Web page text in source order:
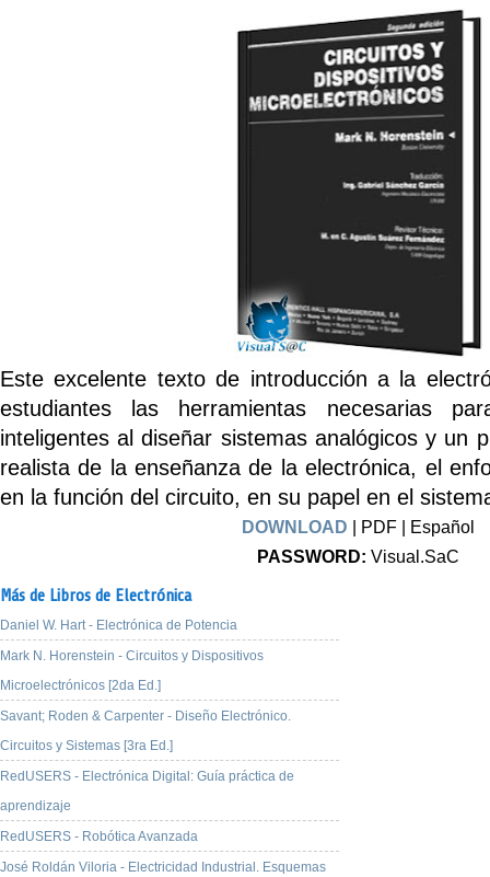
Este excelente texto de introducción a la
estudiantes las herramientas necesarias
inteligentes al diseñar sistemas analógicos y un
realista de la enseñanza de la electrónica, el
en la función del circuito, en su papel en el
DOWNLOAD | PDF | Español
PASSWORD: Visual.SaC
Más de Libros de Electrónica
Daniel W. Hart - Electrónica de Potencia
Mark N. Horenstein - Circuitos y Dispositivos
Microelectrónicos [2da Ed.]
Savant; Roden & Carpenter - Diseño Electrónico.
Circuitos y Sistemas [3ra Ed.]
RedUSERS - Electrónica Digital: Guía práctica de
aprendizaje
RedUSERS - Robótica Avanzada
José Roldán Viloria - Electricidad Industrial. Esquemas